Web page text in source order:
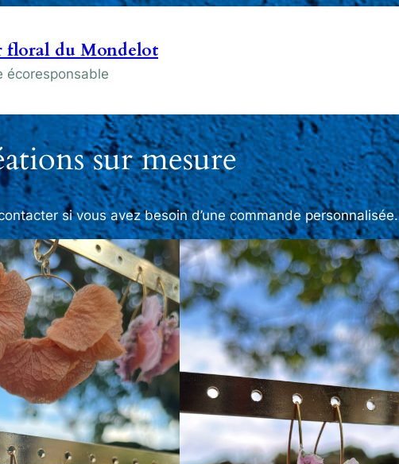
floral du Mondelot
écoresponsable
sur mesure
si vous avez besoin d’une commande personnalisée.